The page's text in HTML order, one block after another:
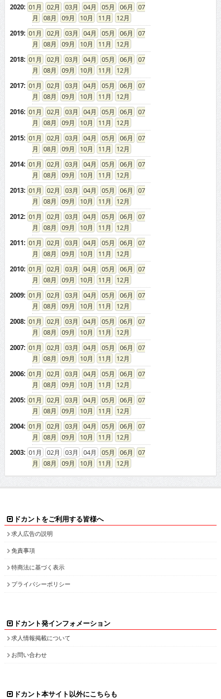
2020: 01 02 03 04 05 06
07
08
09 10 11
12
2019: 01 02 03 04 05 06
07
08
09 10 11
12
2018: 01 02 03 04 05 06
07
08
09 10 11
12
2017: 01 02 03 04 05 06
07
08
09 10 11
12
2016: 01 02 03 04 05 06
07
08
09 10 11
12
2015: 01 02 03 04 05 06
07
08
09 10 11
12
2014: 01 02 03 04 05 06
07
08
09 10 11
12
2013: 01 02 03 04 05 06
07
08
09 10 11
12
2012: 01 02 03 04 05 06
07
08
09 10 11
12
2011: 01 02 03 04 05 06
07
08
09 10 11
12
2010: 01 02 03 04 05 06
07
08
09 10 11
12
2009: 01 02 03 04 05 06
07
08
09 10 11
12
2008: 01 02 03 04 05 06
07
08
09 10 11
12
2007: 01 02 03 04 05 06
07
08
09 10 11
12
2006: 01 02 03 04 05 06
07
08
09 10 11
12
2005: 01 02 03 04 05 06
07
08
09 10 11
12
2004: 01 02 03 04 05 06
07
08
09 10 11
12
2003: 01 02 03 04 05 06
07
08
09 10 11 12
ドカントをご利用する皆様へ
求人広告の説明
免責事項
特商法に基づく表示
プライバシーポリシー
ドカント発インフォメーション
求人情報掲載について
お問い合わせ
ドカント本サイト以外にこちらも